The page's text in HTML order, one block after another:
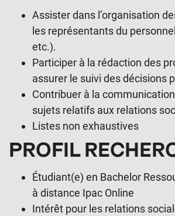
Assister dans l’organisation
les représentants du
etc.).
Participer à la rédaction des
assurer le suivi des décisions
Contribuer à la
sujets relatifs aux relations
Listes non exhaustives
PROFIL
Étudiant(e) en Bachelor
à distance Ipac Online
Intérêt pour les relations